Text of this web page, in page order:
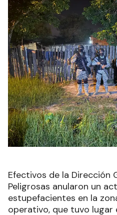
Efectivos de la Dirección
Peligrosas anularon un
estupefacientes en la
operativo, que tuvo lugar